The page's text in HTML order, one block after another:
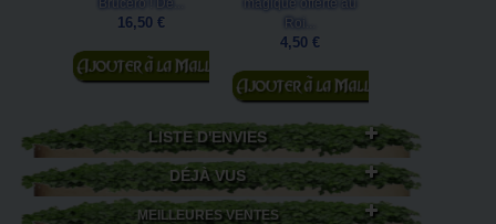
Brucero ! De...
16,50 €
Ajouter au
panier
magique offerte au
Roi...
4,50 €
Ajouter au
panier
LISTE D'ENVIES
DÉJÀ VUS
MEILLEURES VENTES